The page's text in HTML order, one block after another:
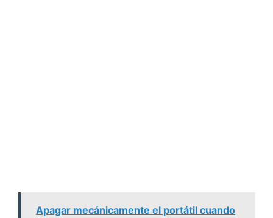
Apagar mecánicamente el portátil cuando